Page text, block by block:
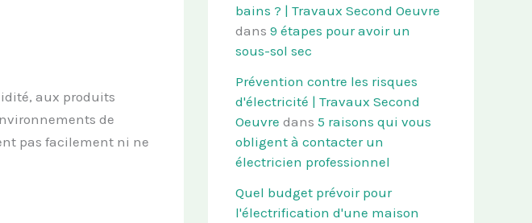
aux produits
de
pas facilement ni ne
bains ? | Travaux Second Oeuvre
dans 9 étapes pour avoir un
sous-sol sec
Prévention contre les risques
d'électricité | Travaux Second
Oeuvre dans 5 raisons qui vous
obligent à contacter un
électricien professionnel
Quel budget prévoir pour
l'électrification d'une maison